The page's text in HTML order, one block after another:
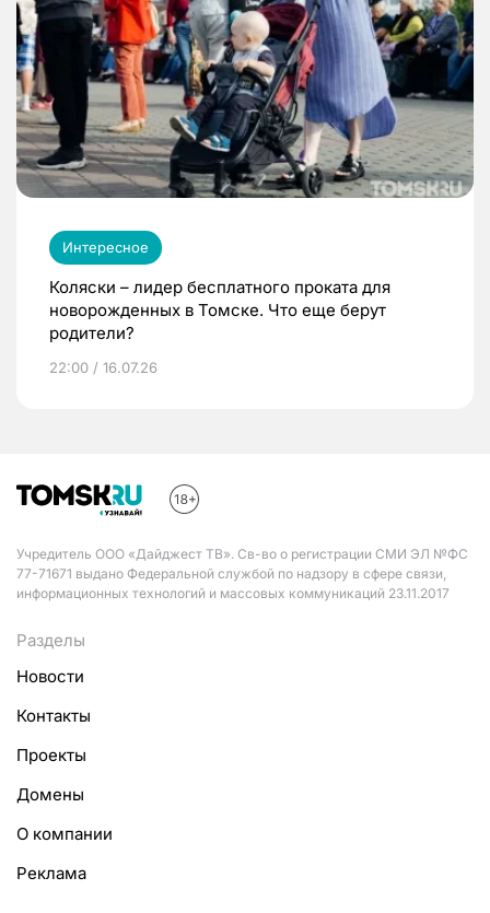
Интересное
Коляски – лидер бесплатного проката для
новорожденных в Томске. Что еще берут
родители?
22:00 / 16.07.26
Учредитель ООО «Дайджест ТВ». Св-во о регистрации СМИ ЭЛ №ФС
77-71671 выдано Федеральной службой по надзору в сфере связи,
информационных технологий и массовых коммуникаций 23.11.2017
Разделы
Новости
Контакты
Проекты
Домены
О компании
Реклама